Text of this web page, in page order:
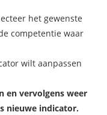
het gewenste
competentie waar
wilt aanpassen
en vervolgens weer
nieuwe indicator.